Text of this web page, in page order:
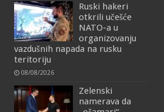
Ruski hakeri
otkrili učešće
NATO-a u
organizovanju
vazdušnih napada na rusku
teritoriju
08/08/2026
Zelenski
namerava da